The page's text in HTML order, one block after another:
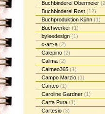
Buchbinderei Obermeier
Buchbinderei Rost (12)
Buchproduktion Kühn (1)
Buchwerker (1)
byleedesign (1)
c-art-a (2)
Calepino (2)
Calima (2)
Calmeo365 (1)
Campo Marzio (1)
Canteo (1)
Caroline Gardner (1)
Carta Pura (1)
Cartesio (3)